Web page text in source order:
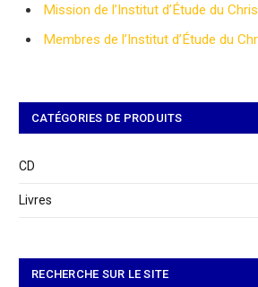
Mission de l’Institut d’Étude du
Membres de l’Institut d’Étude du
CATÉGORIES DE PRODUITS
CD
Livres
RECHERCHE SUR LE SITE